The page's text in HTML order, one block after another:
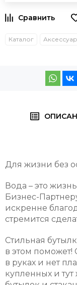
Каталог
Для жизни без
Вода – это
Бизнес-
искренне
стремится
Стильная
в этом поможет!
в руках и нет
купленных и